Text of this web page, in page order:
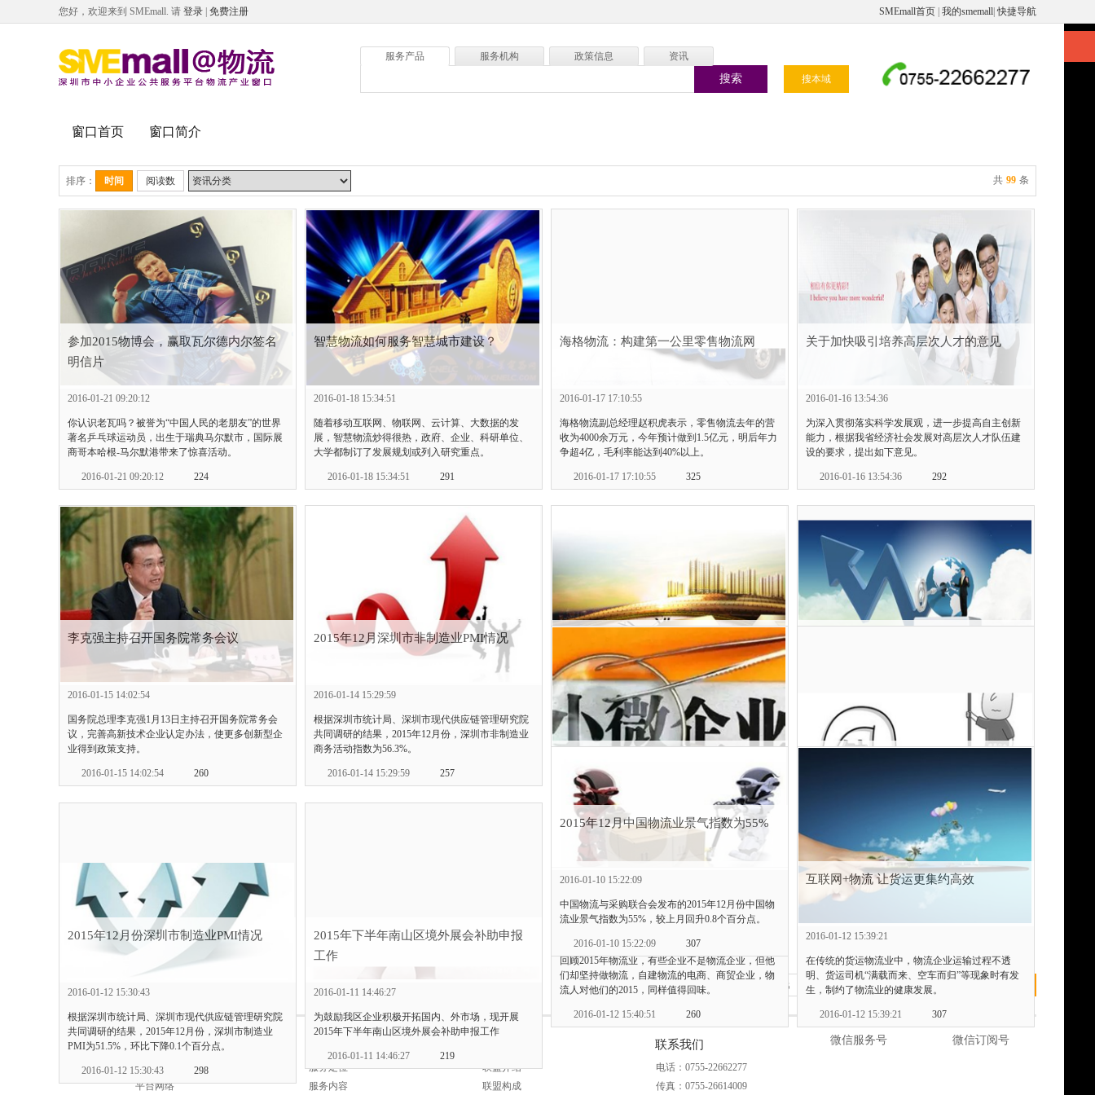
您好，欢迎来到 SMEmall. 请 登录 免费注册 SMEmall首页 我的smemall |快捷导航
服务产品 服务机构 政策信息
资讯
搜本域
窗口首页 窗口简介
排序： 时间 阅读数 共 99 条
参加2015物博会，赢取瓦尔德内尔签名
明信片
2016-01-21 09:20:12
你认识老瓦吗？被誉为“中国人民的老朋友”的世界
著名乒乓球运动员，出生于瑞典马尔默市，国际展
商哥本哈根-马尔默港带来了惊喜活动。
2016-01-21 09:20:12 224
智慧物流如何服务智慧城市建设？
2016-01-18 15:34:51
随着移动互联网、物联网、云计算、大数据的发
展，智慧物流炒得很热，政府、企业、科研单位、
大学都制订了发展规划或列入研究重点。
2016-01-18 15:34:51 291
海格物流：构建第一公里零售物流网
2016-01-17 17:10:55
海格物流副总经理赵积虎表示，零售物流去年的营
收为4000余万元，今年预计做到1.5亿元，明后年力
争超4亿，毛利率能达到40%以上。
2016-01-17 17:10:55 325
关于加快吸引培养高层次人才的意见
2016-01-16 13:54:36
为深入贯彻落实科学发展观，进一步提高自主创新
能力，根据我省经济社会发展对高层次人才队伍建
设的要求，提出如下意见。
2016-01-16 13:54:36 292
李克强主持召开国务院常务会议
2016-01-15 14:02:54
国务院总理李克强1月13日主持召开国务院常务会
议，完善高新技术企业认定办法，使更多创新型企
业得到政策支持。
2016-01-15 14:02:54 260
2015年12月深圳市非制造业PMI情况
2016-01-14 15:29:59
根据深圳市统计局、深圳市现代供应链管理研究院
共同调研的结果，2015年12月份，深圳市非制造业
商务活动指数为56.3%。
2016-01-14 15:29:59 257
2015年1-11月份深圳经济运行情况
2016-01-14 15:18:26
1-11月份，全市规模以上（下同）工业增加值
6028.22亿元，增长7.7%，增速比全国、全省平均水
平高1.6和0.5个百分点。
2016-01-14 15:18:26
“互联网+”东风劲吹，拥有悠久历史的航运市场也扬
起风帆，等待重新起航，将是中国经济的下一个‘风
口’。”
2016-01-14 09:46:42
为做好2016年市民营及中小企业发展专项资金企业
国内市场开拓项目资助计划申报的准备工作，开展
先是顺丰末位淘汰，后是德邦跟进，近日圆通内部
也启动了末位淘汰，中国物流人在动荡中进入
2016。面对商业模式严重雷同，转型已成必然。
2016-01-13 15:38:06
2015十大自建物流的商贸企业 抢了物流
人多少生意
回顾2015年物流业，有些企业不是物流企业，但他
们却坚持做物流，自建物流的电商、商贸企业，物
流人对他们的2015，同样值得回味。
2016-01-12 15:40:51 260
互联网+物流 让货运更集约高效
2016-01-12 15:39:21
在传统的货运物流业中，物流企业运输过程不透
明、货运司机“满载而来、空车而归”等现象时有发
生，制约了物流业的健康发展。
2016-01-12 15:39:21 307
2015年12月份深圳市制造业PMI情况
2016-01-12 15:30:43
根据深圳市统计局、深圳市现代供应链管理研究院
共同调研的结果，2015年12月份，深圳市制造业
PMI为51.5%，环比下降0.1个百分点。
2016-01-12 15:30:43 298
2015年下半年南山区境外展会补助申报
工作
2016-01-11 14:46:27
为鼓励我区企业积极开拓国内、外市场，现开展
2015年下半年南山区境外展会补助申报工作
2016-01-11 14:46:27 219
2015年12月中国物流业景气指数为55%
2016-01-10 15:22:09
中国物流与采购联合会发布的2015年12月份中国物
流业景气指数为55%，较上月回升0.8个百分点。
2016-01-10 15:22:09 307
总记录数：99 1 2 3 6 下一页 到第
关于平台
平台简介
平台网络
服务定位
服务内容
联盟介绍
联盟构成
联系我们
电话：0755-22662277
传真：0755-26614009
微信服务号 微信订阅号